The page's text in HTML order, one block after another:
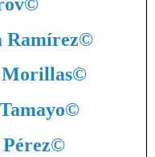
Ramírez©
Morillas©
©
©